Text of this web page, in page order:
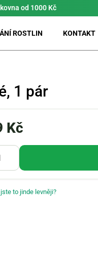
do 24 h
ROSTLIN KONTAKT
1 pár
Kč
to jinde levněji?